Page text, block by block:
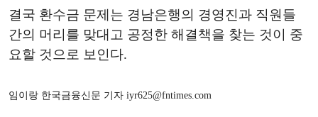
결국 환수금 문제는 경남은행의 경영진과 직원들
간의 머리를 맞대고 공정한 해결책을 찾는 것이 중
요할 것으로 보인다.
임이랑 한국금융신문 기자 iyr625@fntimes.com